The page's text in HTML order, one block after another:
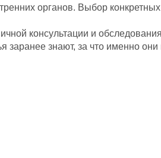
органов. Выбор
консультации и
знают, за что именно